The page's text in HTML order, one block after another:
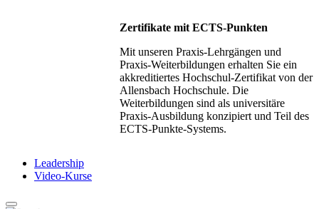
Zertifikate mit ECTS-Punkten
Mit unseren Praxis-Lehrgängen und
Praxis-Weiterbildungen erhalten Sie ein
akkreditiertes Hochschul-Zertifikat von der
Allensbach Hochschule. Die
Weiterbildungen sind als universitäre
Praxis-Ausbildung konzipiert und Teil des
ECTS-Punkte-Systems.
Leadership
Video-Kurse